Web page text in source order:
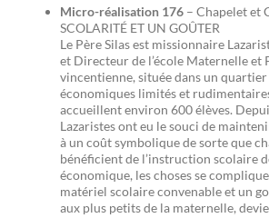
Micro-réalisation 176 – Chapelet et
SCOLARITÉ ET UN GOÛTER
Le Père Silas est missionnaire
et Directeur de l’école Maternelle et
vincentienne, située dans un
économiques limités et
accueillent environ 600 élèves.
Lazaristes ont eu le souci de
à un coût symbolique de sorte que
bénéficient de l’instruction scolaire
économique, les choses se
matériel scolaire convenable et un
aux plus petits de la maternelle,